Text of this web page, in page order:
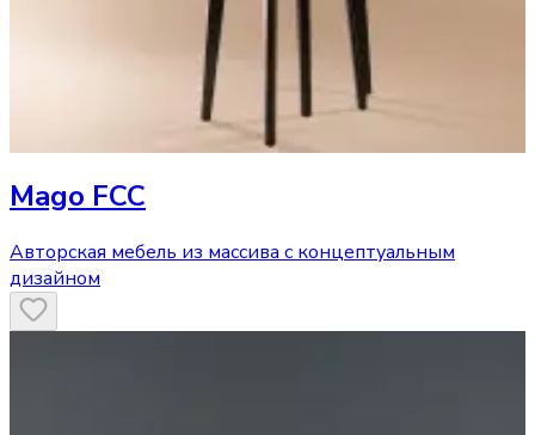
Mago FCC
Авторская мебель из массива с концептуальным
дизайном